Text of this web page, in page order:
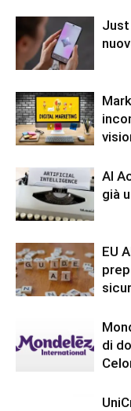
Just
AI
già
EU
di